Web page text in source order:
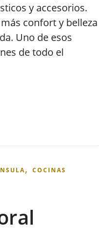
y accesorios.
confort y belleza
Uno de esos
de todo el
, COCINAS